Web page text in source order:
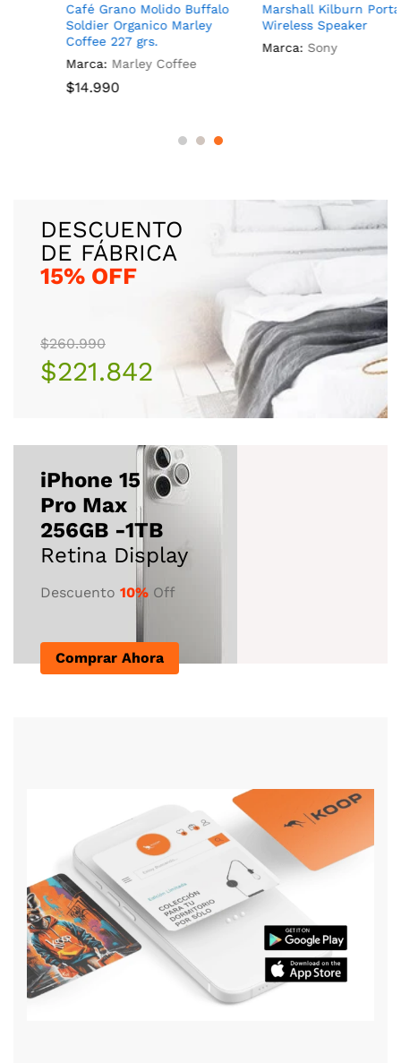
Café Grano Molido Buffalo
Soldier Organico Marley
Coffee 227 grs.
Marley Coffee
14.990
Marshall Kilburn Portable
Wireless Speaker
Sony
DESCUENTO
DE FÁBRICA
15% OFF
$260.990
$221.842
iPhone 15
Pro Max
256GB -1TB
Retina Display
Descuento 10% Off
Comprar Ahora